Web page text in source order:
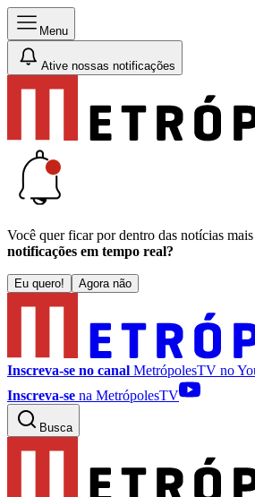
Menu
Ative nossas notificações
Você quer ficar por dentro das notícias
notificações em tempo real?
Eu quero! Agora não
Inscreva-se no canal MetrópolesTV no
Inscreva-se na MetrópolesTV
Busca